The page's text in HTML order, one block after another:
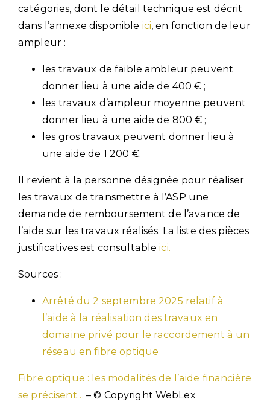
catégories, dont le détail technique est décrit
dans l’annexe disponible ici, en fonction de leur
ampleur :
les travaux de faible ambleur peuvent
donner lieu à une aide de 400 € ;
les travaux d’ampleur moyenne peuvent
donner lieu à une aide de 800 € ;
les gros travaux peuvent donner lieu à
une aide de 1 200 €.
Il revient à la personne désignée pour réaliser
les travaux de transmettre à l’ASP une
demande de remboursement de l’avance de
l’aide sur les travaux réalisés. La liste des pièces
justificatives est consultable ici.
Sources :
Arrêté du 2 septembre 2025 relatif à
l’aide à la réalisation des travaux en
domaine privé pour le raccordement à un
réseau en fibre optique
Fibre optique : les modalités de l’aide financière
se précisent… – © Copyright WebLex